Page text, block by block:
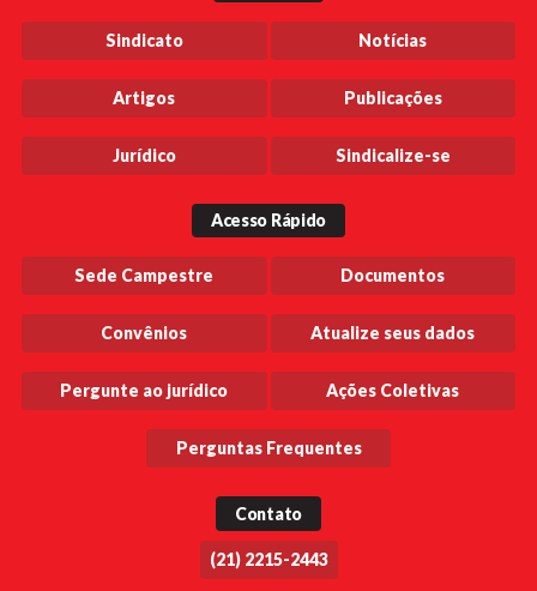
Sindicato Notícias
Artigos Publicações
Jurídico Sindicalize-se
Acesso Rápido
Sede Campestre Documentos
Convênios Atualize seus dados
Pergunte ao jurídico Ações Coletivas
Perguntas Frequentes
Contato
(21) 2215-2443